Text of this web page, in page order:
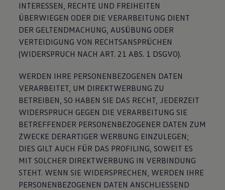
INTERESSEN, RECHTE UND FREIHEITEN
ÜBERWIEGEN ODER DIE VERARBEITUNG DIENT
DER GELTENDMACHUNG, AUSÜBUNG ODER
VERTEIDIGUNG VON RECHTSANSPRÜCHEN
(WIDERSPRUCH NACH ART. 21 ABS. 1 DSGVO).
WERDEN IHRE PERSONENBEZOGENEN DATEN
VERARBEITET, UM DIREKTWERBUNG ZU
BETREIBEN, SO HABEN SIE DAS RECHT, JEDERZEIT
WIDERSPRUCH GEGEN DIE VERARBEITUNG SIE
BETREFFENDER PERSONENBEZOGENER DATEN ZUM
ZWECKE DERARTIGER WERBUNG EINZULEGEN;
DIES GILT AUCH FÜR DAS PROFILING, SOWEIT ES
MIT SOLCHER DIREKTWERBUNG IN VERBINDUNG
STEHT. WENN SIE WIDERSPRECHEN, WERDEN IHRE
PERSONENBEZOGENEN DATEN ANSCHLIESSEND